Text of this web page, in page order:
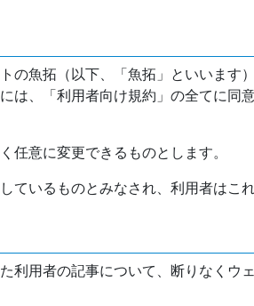
の魚拓（以下、「魚拓」といいます
は、「利用者向け規約」の全てに同
任意に変更できるものとします。
ているものとみなされ、利用者はこ
利用者の記事について、断りなくウ